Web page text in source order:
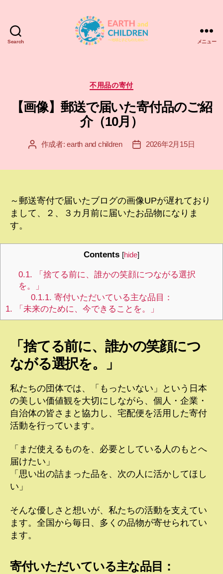
Search
＆
ル
ド
レ
EARTH
CHILDREN
メニュー
カ
ゴ
リ
ー
不用品の寄付
【画像】郵送で届いた寄付品のご紹
介（10月）
投 作成者:earth and children
投
2026年2月15日
～郵送寄付で届いたブログの画像UPが遅れており
まして、２、３カ月前に届いたお品物になりま
す。
Contents [hide]
0.1. 「捨てる前に、誰かの笑顔につながる選択
を。」
0.1.1. 寄付いただいている主な品目：
1. 「未来のために、今できることを。」
「捨てる前に、誰かの笑顔につ
ながる選択を。」
私たちの団体では、「もったいない」という日本
の美しい価値観を大切にしながら、個人・企業・
自治体の皆さまと協力し、宅配便を活用した寄付
活動を行っています。
「まだ使えるものを、必要としている人のもとへ
届けたい」
「思い出の詰まった品を、次の人に活かしてほし
い」
そんな優しさと想いが、私たちの活動を支えてい
ます。全国から毎日、多くの品物が寄せられてい
ます。
寄付いただいている主な品目：